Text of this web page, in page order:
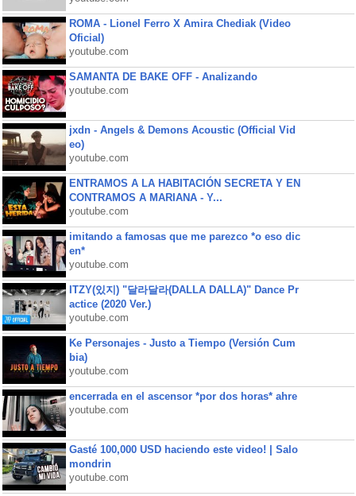
ROMA - Lionel Ferro X Amira Chediak (Video
Oficial)
youtube.com
SAMANTA DE BAKE OFF - Analizando
youtube.com
jxdn - Angels & Demons Acoustic (Official Vid
eo)
youtube.com
ENTRAMOS A LA HABITACIÓN SECRETA Y EN
CONTRAMOS A MARIANA - Y...
youtube.com
imitando a famosas que me parezco *o eso dic
en*
youtube.com
ITZY(있지) "달라달라(DALLA DALLA)" Dance Pr
actice (2020 Ver.)
youtube.com
Ke Personajes - Justo a Tiempo (Versión Cum
bia)
youtube.com
encerrada en el ascensor *por dos horas* ahre
youtube.com
Gasté 100,000 USD haciendo este video! | Salo
mondrin
youtube.com